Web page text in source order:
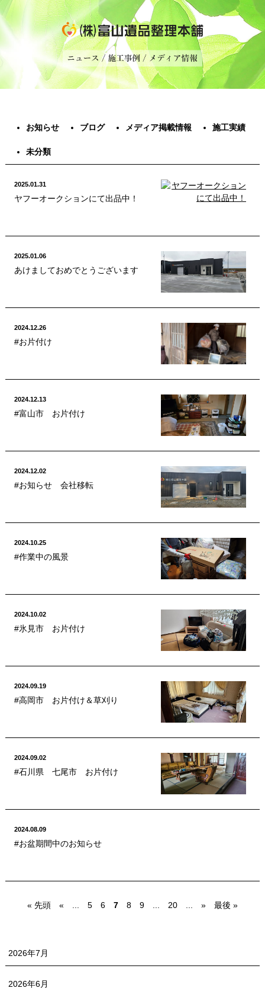
お知らせ ブログ メディア掲載情報 施工実績
未分類
2025.01.31
ヤフーオークションにて出品中！
2025.01.06
あけましておめでとうございます
2024.12.26
#お片付け
2024.12.13
#富山市 お片付け
2024.12.02
#お知らせ 会社移転
2024.10.25
#作業中の風景
2024.10.02
#氷見市 お片付け
2024.09.19
#高岡市 お片付け＆草刈り
2024.09.02
#石川県 七尾市 お片付け
2024.08.09
#お盆期間中のお知らせ
« 先頭 « 5 6 7 8 9 20 » 最後 »
2026年7月
2026年6月